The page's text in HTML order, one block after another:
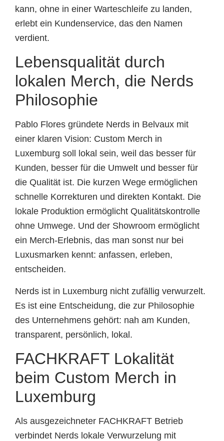
kann, ohne in einer Warteschleife zu landen,
erlebt ein Kundenservice, das den Namen
verdient.
Lebensqualität durch
lokalen Merch, die Nerds
Philosophie
Pablo Flores gründete Nerds in Belvaux mit
einer klaren Vision: Custom Merch in
Luxemburg soll lokal sein, weil das besser für
Kunden, besser für die Umwelt und besser für
die Qualität ist. Die kurzen Wege ermöglichen
schnelle Korrekturen und direkten Kontakt. Die
lokale Produktion ermöglicht Qualitätskontrolle
ohne Umwege. Und der Showroom ermöglicht
ein Merch-Erlebnis, das man sonst nur bei
Luxusmarken kennt: anfassen, erleben,
entscheiden.
Nerds ist in Luxemburg nicht zufällig verwurzelt.
Es ist eine Entscheidung, die zur Philosophie
des Unternehmens gehört: nah am Kunden,
transparent, persönlich, lokal.
FACHKRAFT Lokalität
beim Custom Merch in
Luxemburg
Als ausgezeichneter FACHKRAFT Betrieb
verbindet Nerds lokale Verwurzelung mit